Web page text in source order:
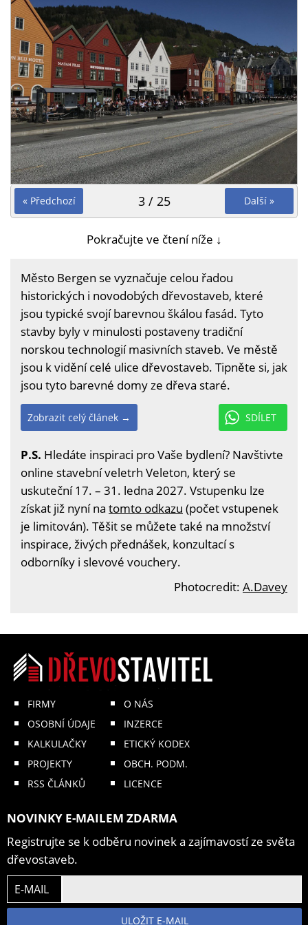
« Předchozí Další »
3 / 25
Pokračujte ve čtení níže ↓
Město Bergen se vyznačuje celou řadou
historických i novodobých dřevostaveb, které
jsou typické svojí barevnou škálou fasád. Tyto
stavby byly v minulosti postaveny tradiční
norskou technologií masivních staveb. Ve městě
jsou k vidění celé ulice dřevostaveb. Tipněte si, jak
jsou tyto barevné domy ze dřeva staré.
SDÍLET
Zobrazit celý článek →
P.S. Hledáte inspiraci pro Vaše bydlení? Navštivte
online stavební veletrh Veleton, který se
uskuteční 17. – 31. ledna 2027. Vstupenku lze
získat již nyní na tomto odkazu (počet vstupenek
je limitován). Těšit se můžete také na množství
inspirace, živých přednášek, konzultací s
odborníky i slevové vouchery.
Photocredit: A.Davey
FIRMY
OSOBNÍ ÚDAJE
KALKULAČKY
PROJEKTY
RSS ČLÁNKŮ
O NÁS
INZERCE
ETICKÝ KODEX
OBCH. PODM.
LICENCE
NOVINKY E-MAILEM ZDARMA
Registrujte se k odběru novinek a zajímavostí ze světa
dřevostaveb.
E-MAIL
ULOŽIT E-MAIL